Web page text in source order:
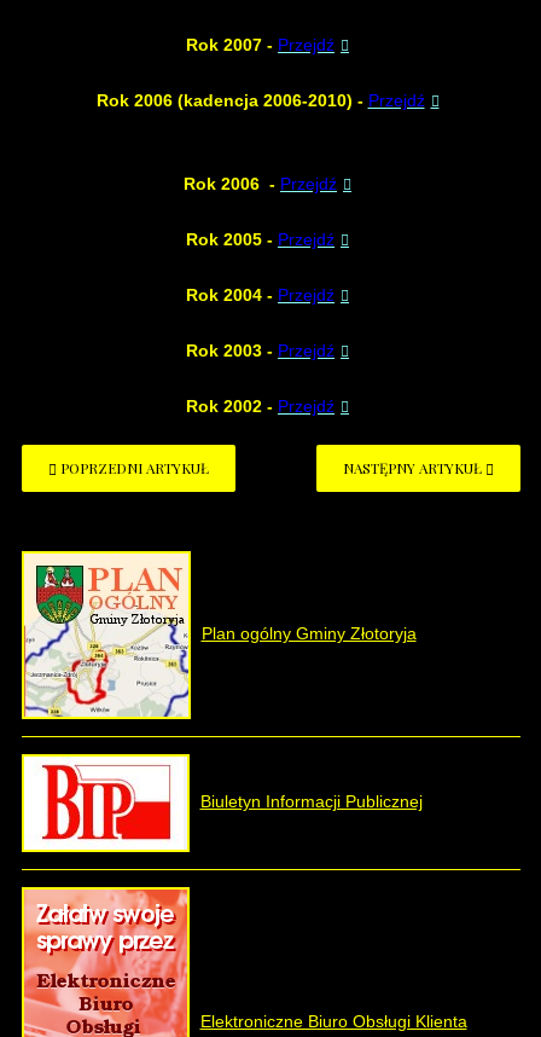
Rok 2007 - Przejdź
Rok 2006 (kadencja 2006-2010) - Przejdź
Rok 2006 - Przejdź
Rok 2005 - Przejdź
Rok 2004 - Przejdź
Rok 2003 - Przejdź
Rok 2002 - Przejdź
POPRZEDNI ARTYKUŁ NASTĘPNY ARTYKUŁ
Plan ogólny Gminy Złotoryja
Biuletyn Informacji Publicznej
Elektroniczne Biuro Obsługi Klienta